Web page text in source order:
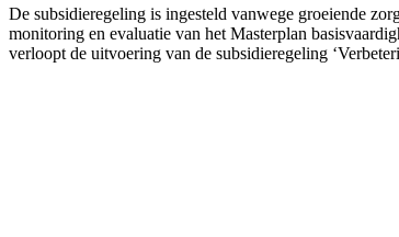
De subsidieregeling is ingesteld vanwege groeiende
monitoring en evaluatie van het Masterplan
verloopt de uitvoering van de subsidieregeling